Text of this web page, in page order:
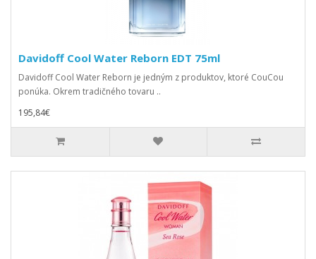
Davidoff Cool Water Reborn EDT 75ml
Davidoff Cool Water Reborn je jedným z produktov, ktoré CouCou
ponúka. Okrem tradičného tovaru ..
195,84€